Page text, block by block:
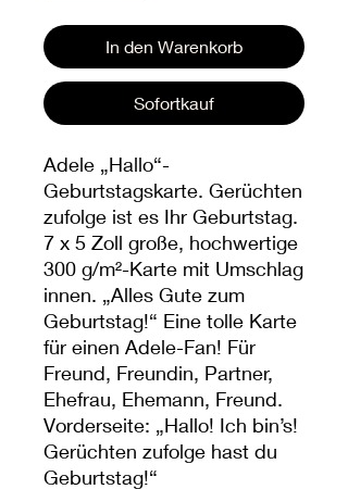
In den Warenkorb
Sofortkauf
Adele „Hallo“-
Geburtstagskarte. Gerüchten
zufolge ist es Ihr Geburtstag.
7 x 5 Zoll große, hochwertige
300 g/m²-Karte mit Umschlag
innen. „Alles Gute zum
Geburtstag!“ Eine tolle Karte
für einen Adele-Fan! Für
Freund, Freundin, Partner,
Ehefrau, Ehemann, Freund.
Vorderseite: „Hallo! Ich bin’s!
Gerüchten zufolge hast du
Geburtstag!“